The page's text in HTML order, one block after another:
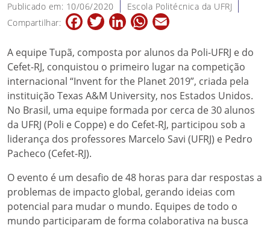
Publicado em: 10/06/2020
Escola Politécnica da UFRJ
Compartilhar:
FacebookTwitterLinkedInWhatsApp
A equipe Tupã, composta por alunos da Poli-UFRJ e do
Cefet-RJ, conquistou o primeiro lugar na competição
internacional “Invent for the Planet 2019”, criada pela
instituição Texas A&M University, nos Estados Unidos.
No Brasil, uma equipe formada por cerca de 30 alunos
da UFRJ (Poli e Coppe) e do Cefet-RJ, participou sob a
liderança dos professores Marcelo Savi (UFRJ) e Pedro
Pacheco (Cefet-RJ).
O evento é um desafio de 48 horas para dar respostas a
problemas de impacto global, gerando ideias com
potencial para mudar o mundo. Equipes de todo o
mundo participaram de forma colaborativa na busca